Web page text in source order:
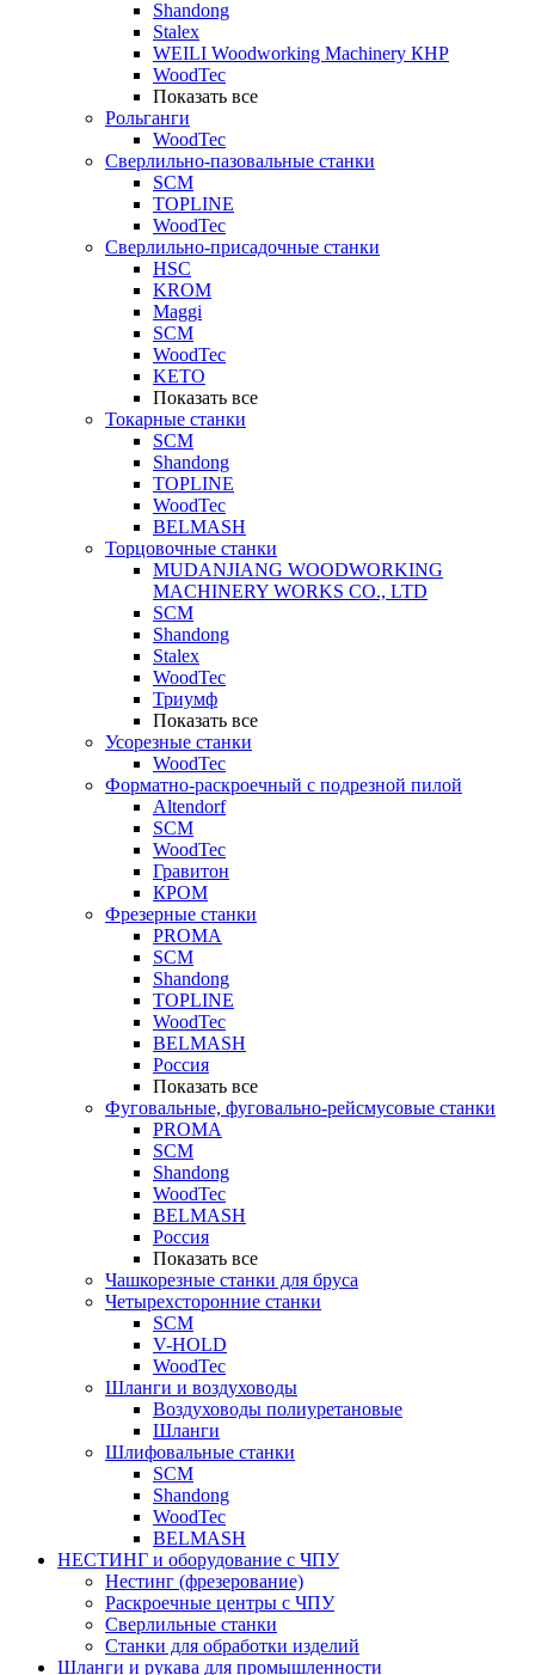
Shandong
Stalex
WEILI Woodworking Machinery КНР
WoodTec
Показать все
Рольганги
WoodTec
Сверлильно-пазовальные станки
SCM
TOPLINE
WoodTec
Сверлильно-присадочные станки
HSC
KROM
Maggi
SCM
WoodTec
KETO
Показать все
Токарные станки
SCM
Shandong
TOPLINE
WoodTec
BELMASH
Торцовочные станки
MUDANJIANG WOODWORKING
MACHINERY WORKS CO., LTD
SCM
Shandong
Stalex
WoodTec
Триумф
Показать все
Усорезные станки
WoodTec
Форматно-раскроечный с подрезной пилой
Altendorf
SCM
WoodTec
Гравитон
КРОМ
Фрезерные станки
PROMA
SCM
Shandong
TOPLINE
WoodTec
BELMASH
Россия
Показать все
Фуговальные, фуговально-рейсмусовые станки
PROMA
SCM
Shandong
WoodTec
BELMASH
Россия
Показать все
Чашкорезные станки для бруса
Четырехсторонние станки
SCM
V-HOLD
WoodTec
Шланги и воздуховоды
Воздуховоды полиуретановые
Шланги
Шлифовальные станки
SCM
Shandong
WoodTec
BELMASH
НЕСТИНГ и оборудование с ЧПУ
Нестинг (фрезерование)
Раскроечные центры с ЧПУ
Сверлильные станки
Станки для обработки изделий
Шланги и рукава для промышленности